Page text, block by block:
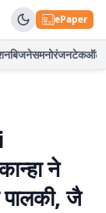
ePaper
बिजनेसमनोरंजनटेकऑटो
ने
पालकी, जै